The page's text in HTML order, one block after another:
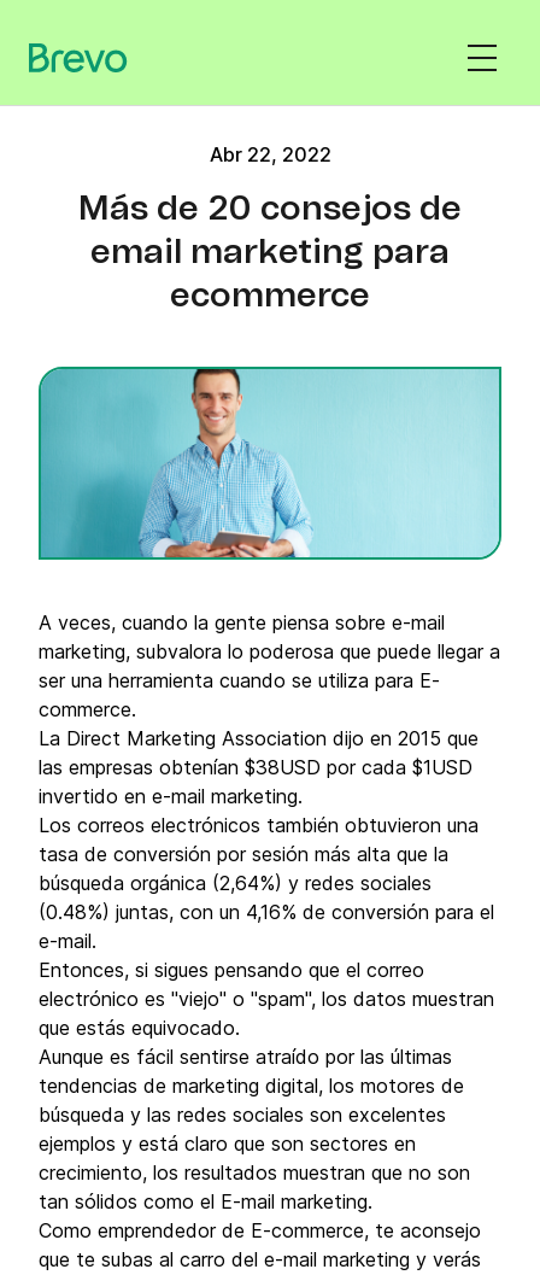
Abr 22, 2022
Más de 20 consejos de
email marketing para
ecommerce
A veces, cuando la gente piensa sobre e-mail
marketing, subvalora lo poderosa que puede llegar a
ser una herramienta cuando se utiliza para E-
commerce.
La Direct Marketing Association dijo en 2015 que
las empresas obtenían $38USD por cada $1USD
invertido en e-mail marketing.
Los correos electrónicos también obtuvieron una
tasa de conversión por sesión más alta que la
búsqueda orgánica (2,64%) y redes sociales
(0.48%) juntas, con un 4,16% de conversión para el
e-mail.
Entonces, si sigues pensando que el correo
electrónico es "viejo" o "spam", los datos muestran
que estás equivocado.
Aunque es fácil sentirse atraído por las últimas
tendencias de marketing digital, los motores de
búsqueda y las redes sociales son excelentes
ejemplos y está claro que son sectores en
crecimiento, los resultados muestran que no son
tan sólidos como el E-mail marketing.
Como emprendedor de E-commerce, te aconsejo
que te subas al carro del e-mail marketing y verás